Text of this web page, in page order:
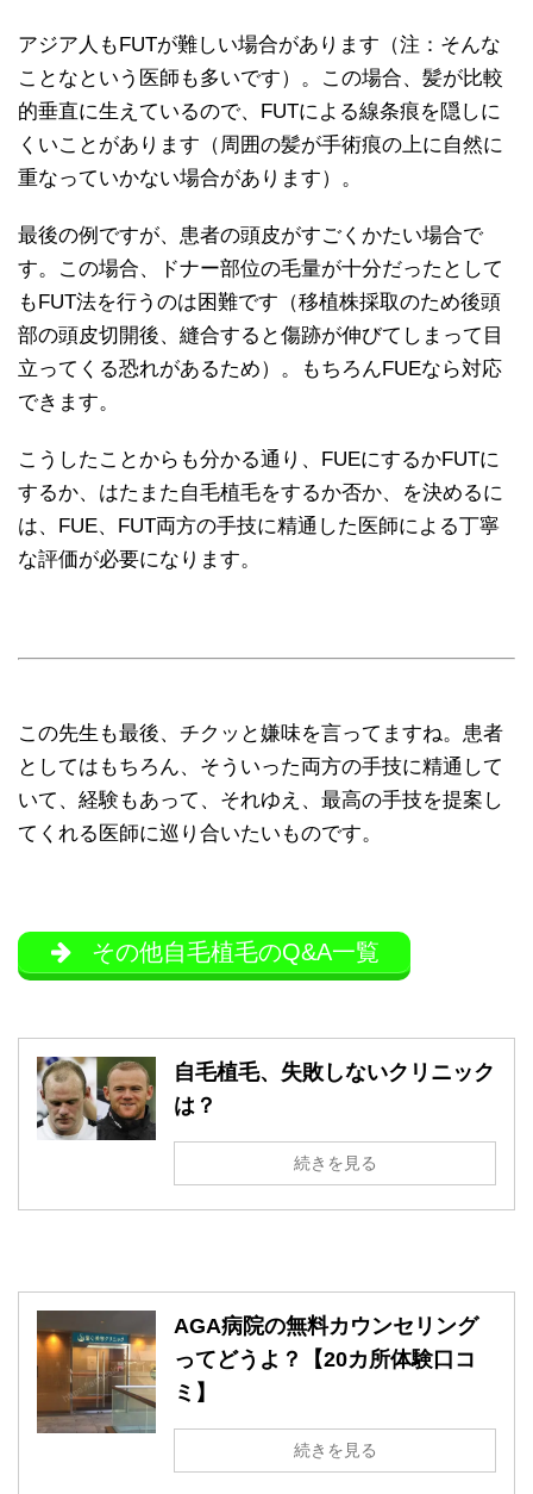
アジア人もFUTが難しい場合があります（注：そんな
ことなという医師も多いです）。この場合、髪が比較
的垂直に生えているので、FUTによる線条痕を隠しに
くいことがあります（周囲の髪が手術痕の上に自然に
重なっていかない場合があります）。
最後の例ですが、患者の頭皮がすごくかたい場合で
す。この場合、ドナー部位の毛量が十分だったとして
もFUT法を行うのは困難です（移植株採取のため後頭
部の頭皮切開後、縫合すると傷跡が伸びてしまって目
立ってくる恐れがあるため）。もちろんFUEなら対応
できます。
こうしたことからも分かる通り、FUEにするかFUTに
するか、はたまた自毛植毛をするか否か、を決めるに
は、FUE、FUT両方の手技に精通した医師による丁寧
な評価が必要になります。
この先生も最後、チクッと嫌味を言ってますね。患者
としてはもちろん、そういった両方の手技に精通して
いて、経験もあって、それゆえ、最高の手技を提案し
てくれる医師に巡り合いたいものです。
その他自毛植毛のQ&A一覧
自毛植毛、失敗しないクリニック
は？
続きを見る
AGA病院の無料カウンセリング
ってどうよ？【20カ所体験口コ
ミ】
続きを見る